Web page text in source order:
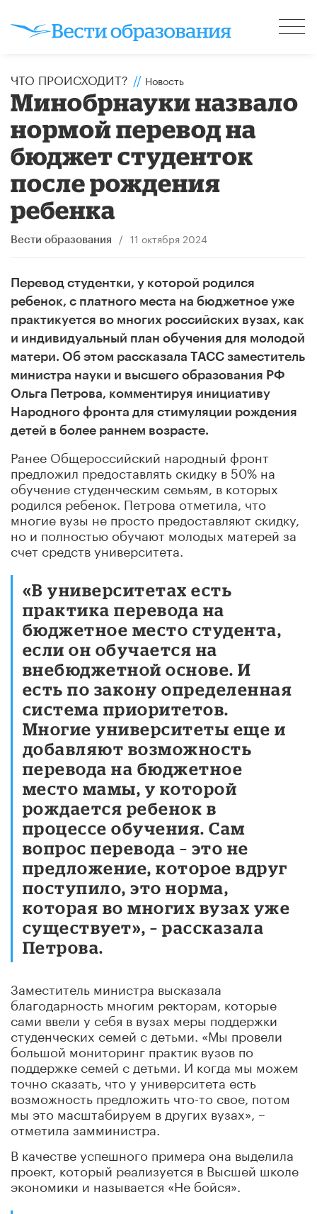
ЧТО ПРОИСХОДИТ? // Новость
Минобрнауки назвало
нормой перевод на
бюджет студенток
после рождения
ребенка
Вести образования / 11 октября 2024
Перевод студентки, у которой родился
ребенок, с платного места на бюджетное уже
практикуется во многих российских вузах, как
и индивидуальный план обучения для молодой
матери. Об этом рассказала ТАСС заместитель
министра науки и высшего образования РФ
Ольга Петрова, комментируя инициативу
Народного фронта для стимуляции рождения
детей в более раннем возрасте.
Ранее Общероссийский народный фронт
предложил предоставлять скидку в 50% на
обучение студенческим семьям, в которых
родился ребенок. Петрова отметила, что
многие вузы не просто предоставляют скидку,
но и полностью обучают молодых матерей за
счет средств университета.
«В университетах есть
практика перевода на
бюджетное место студента,
если он обучается на
внебюджетной основе. И
есть по закону определенная
система приоритетов.
Многие университеты еще и
добавляют возможность
перевода на бюджетное
место мамы, у которой
рождается ребенок в
процессе обучения. Сам
вопрос перевода – это не
предложение, которое вдруг
поступило, это норма,
которая во многих вузах уже
существует», – рассказала
Петрова.
Заместитель министра высказала
благодарность многим ректорам, которые
сами ввели у себя в вузах меры поддержки
студенческих семей с детьми. «Мы провели
большой мониторинг практик вузов по
поддержке семей с детьми. И когда мы можем
точно сказать, что у университета есть
возможность предложить что-то свое, потом
мы это масштабируем в других вузах», –
отметила замминистра.
В качестве успешного примера она выделила
проект, который реализуется в Высшей школе
экономики и называется «Не бойся».